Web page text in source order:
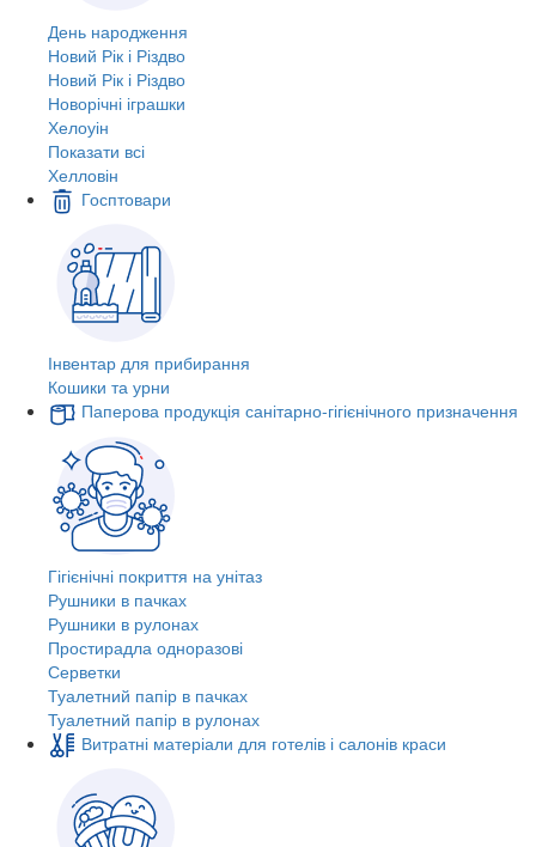
День народження
Новий Рік і Різдво
Новий Рік і Різдво
Новорічні іграшки
Хелоуін
Показати всі
Хелловін
Госптовари
Інвентар для прибирання
Кошики та урни
Паперова продукція санітарно-гігієнічного призначення
Гігієнічні покриття на унітаз
Рушники в пачках
Рушники в рулонах
Простирадла одноразові
Серветки
Туалетний папір в пачках
Туалетний папір в рулонах
Витратні матеріали для готелів і салонів краси